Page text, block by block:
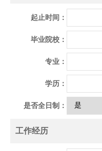
起止时间：
毕业院校：
专业：
学历：
是否全日制：
工作经历